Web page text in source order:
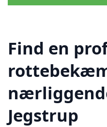
Find en
Jegstrup